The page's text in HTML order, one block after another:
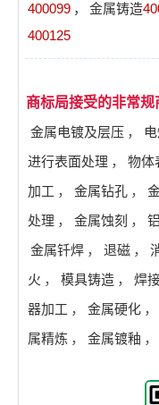
400099 ， 金属铸造
400125
商标局接受的非常规
金属电镀及层压 ，
进行表面处理 ， 物体
加工 ， 金属钻孔 ，
处理 ， 金属蚀刻 ，
金属钎焊 ， 退磁 ，
火 ， 模具铸造 ， 焊
器加工 ， 金属硬化 ，
属精炼 ， 金属镀釉 ，